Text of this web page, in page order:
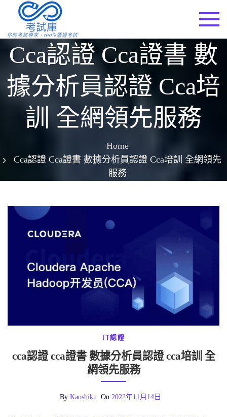
content
Cca認證 Cca證書 數
據分析員認證 Cca培
訓 全網領先服務
Home
Cca認證 Cca證書 數據分析員認證 Cca培訓 全網領先
服務
IT認證
cca認證 cca證書 數據分析員認證 cca培訓 全
網領先服務
By Kaoshiku On 2022年11月14日